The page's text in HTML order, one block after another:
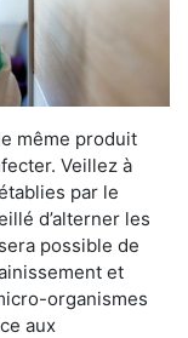
même produit
Veillez à
par le
d’alterner les
possible de
et
organismes
aux